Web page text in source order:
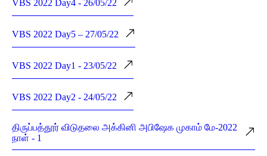
VBS 2022 Day4 - 26/05/22
VBS 2022 Day5 – 27/05/22
VBS 2022 Day1 - 23/05/22
VBS 2022 Day2 - 24/05/22
திருப்பத்தூர் விடுதலை அக்கினி அபிஷேக முகாம் மே-2022
நாள் - 1